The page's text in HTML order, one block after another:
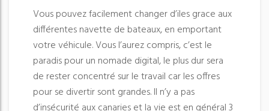
Vous pouvez facilement changer d’iles grace aux
différentes navette de bateaux, en emportant
votre véhicule. Vous l’aurez compris, c’est le
paradis pour un nomade digital, le plus dur sera
de rester concentré sur le travail car les offres
pour se divertir sont grandes. Il n’y a pas